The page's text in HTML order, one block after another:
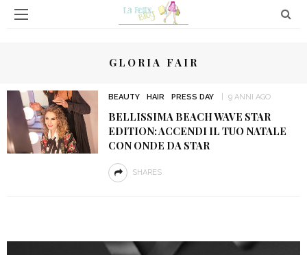
GLORIA FAIR
BEAUTY HAIR PRESS DAY 9 ANNI AGO
BELLISSIMA BEACH WAVE STAR
EDITION: ACCENDI IL TUO NATALE
CON ONDE DA STAR
SHARES